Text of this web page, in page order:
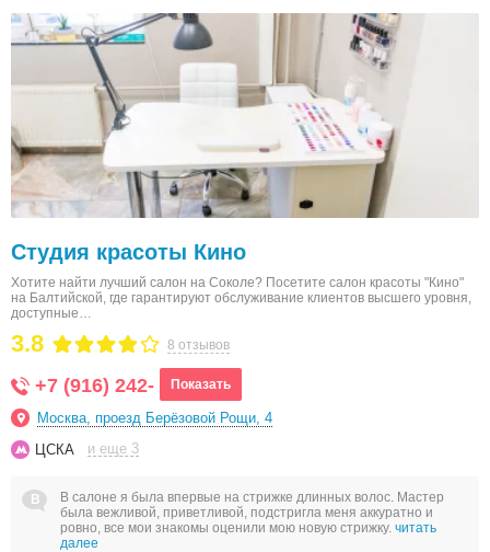
Студия красоты Кино
Хотите найти лучший салон на Соколе? Посетите салон красоты "Кино"
на Балтийской, где гарантируют обслуживание клиентов высшего уровня,
доступные…
8 отзывов
3.8
+7 (916) 242- Показать
Москва, проезд Берёзовой Рощи, 4
ЦСКА
и еще 3
В салоне я была впервые на стрижке длинных волос. Мастер
была вежливой, приветливой, подстригла меня аккуратно и
ровно, все мои знакомы оценили мою новую стрижку. читать
далее